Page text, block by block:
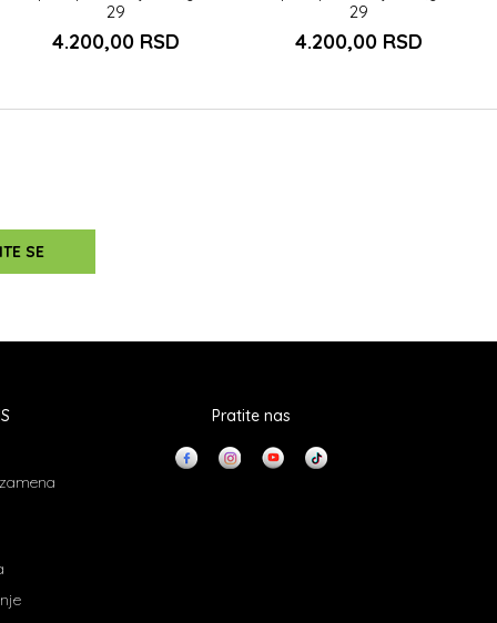
29
4.200,00 RSD
29
4.200,00 RSD
SE
Pratite nas